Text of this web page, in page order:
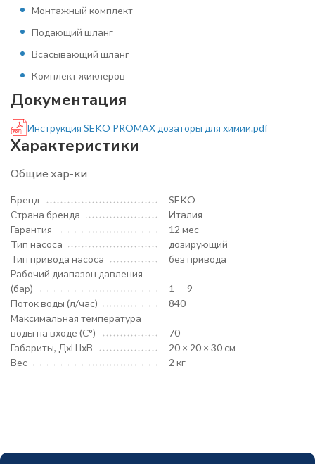
Монтажный комплект
Подающий шланг
Всасывающий шланг
Комплект жиклеров
Документация
Инструкция SEKO PROMAX дозаторы для химии.pdf
Характеристики
Общие хар-ки
Бренд
SEKO
Страна бренда
Италия
Гарантия
12 мес
Тип насоса
дозирующий
Тип привода насоса
без привода
Рабочий диапазон давления
(бар)
1 — 9
Поток воды (л/час)
840
Максимальная температура
воды на входе (С°)
70
Габариты, ДхШхВ
20 × 20 × 30 см
Вес
2 кг